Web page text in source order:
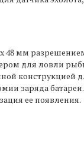
мм разрешением
для ловли
конструкцией
заряда батареи.
ее появления.